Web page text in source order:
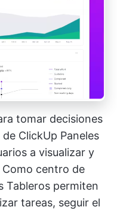
tomar decisiones
ClickUp Paneles
a visualizar y
centro de
Tableros permiten
tareas, seguir el